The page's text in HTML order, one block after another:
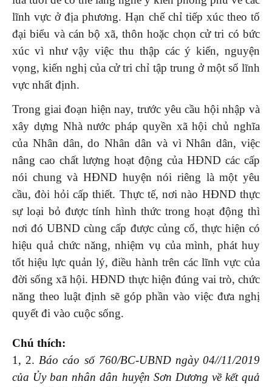
lĩnh vực ở địa phương. Hạn chế chỉ tiếp xúc theo tổ
đại biểu và cán bộ xã, thôn hoặc chọn cử tri có bức
xúc vì như vậy việc thu thập các ý kiến, nguyện
vọng, kiến nghị của cử tri chỉ tập trung ở một số lĩnh
vực nhất định.
Trong giai đoạn hiện nay, trước yêu cầu hội nhập và
xây dựng Nhà nước pháp quyền xã hội chủ nghĩa
của Nhân dân, do Nhân dân và vì Nhân dân, việc
nâng cao chất lượng hoạt động của HĐND các cấp
nói chung và HĐND huyện nói riêng là một yêu
cầu, đòi hỏi cấp thiết. Thực tế, nơi nào HĐND thực
sự loại bỏ được tính hình thức trong hoạt động thì
nơi đó UBND cùng cấp được củng cố, thực hiện có
hiệu quả chức năng, nhiệm vụ của mình, phát huy
tốt hiệu lực quản lý, điều hành trên các lĩnh vực của
đời sống xã hội. HĐND thực hiện đúng vai trò, chức
năng theo luật định sẽ góp phần vào việc đưa nghị
quyết đi vào cuộc sống.
Chú thích:
1, 2. Báo cáo số 760/BC-UBND ngày 04//11/2019
của Ủy ban nhân dân huyện Sơn Dương về kết quả